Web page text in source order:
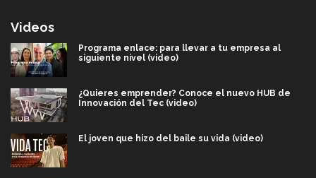
Videos
Programa enlace: para llevar a tu empresa al
siguiente nivel (video)
¿Quieres emprender? Conoce el nuevo HUB de
Innovación del Tec (video)
El joven que hizo del baile su vida (video)